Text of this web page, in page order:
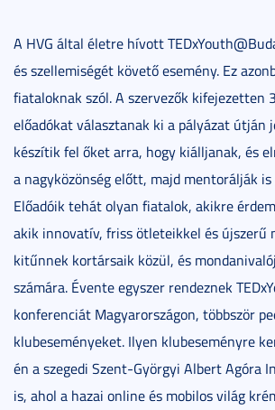
A HVG által életre hívott
és szellemiségét követő esemény. Ez
fiataloknak szól. A szervezők kifejezetten
előadókat választanak ki a pályázat útján
készítik fel őket arra, hogy kiálljanak, és
a nagyközönség előtt, majd mentorálják is
Előadóik tehát olyan fiatalok, akikre
akik innovatív, friss ötleteikkel és újszerű
kitűnnek kortársaik közül, és
számára. Évente egyszer rendeznek
konferenciát Magyarországon, többször
klubeseményeket. Ilyen klubeseményre
én a szegedi Szent-Györgyi Albert Agóra
is, ahol a hazai online és mobilos világ